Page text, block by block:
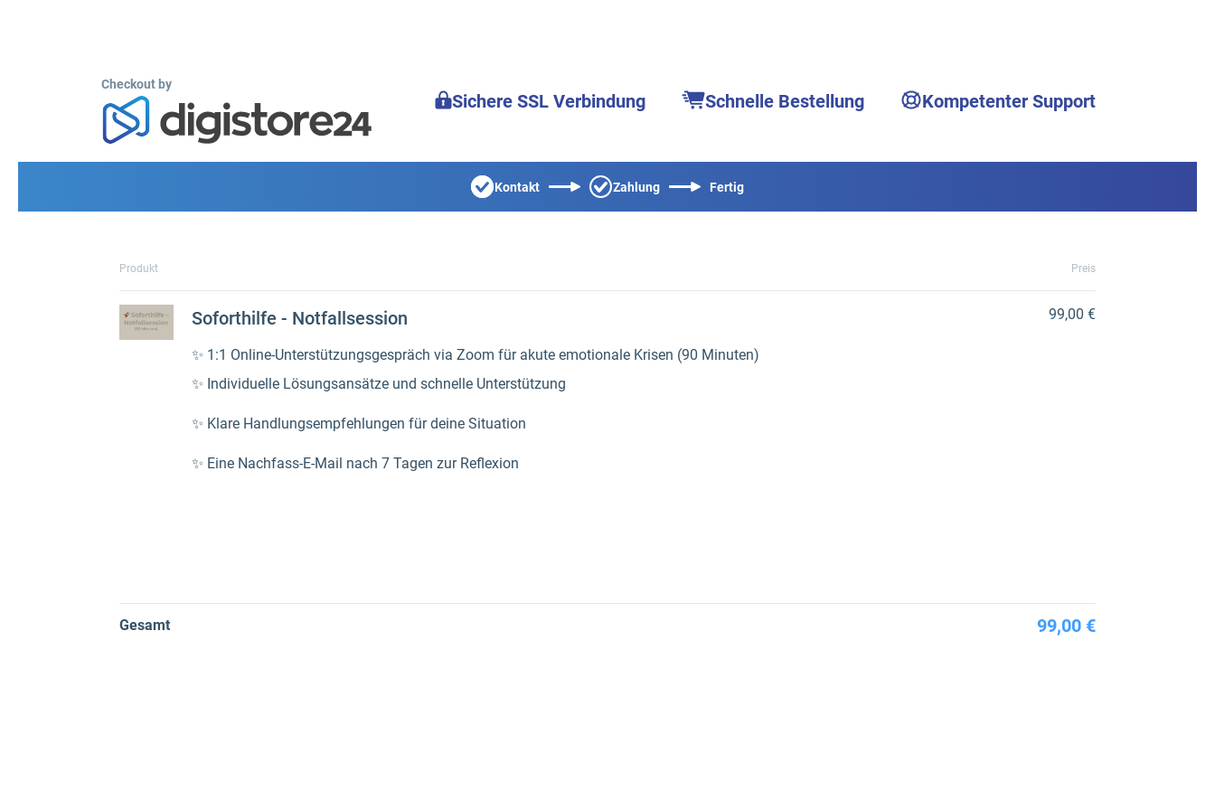
Checkout by
Sichere SSL Verbindung Schnelle Bestellung Kompetenter Support
Kontakt Zahlung Fertig
Produkt Preis
Soforthilfe - Notfallsession
✨ 1:1 Online-Unterstützungsgespräch via Zoom für akute emotionale Krisen (90 Minuten)
✨ Individuelle Lösungsansätze und schnelle Unterstützung
✨ Klare Handlungsempfehlungen für deine Situation
✨ Eine Nachfass-E-Mail nach 7 Tagen zur Reflexion
99,00 €
Gesamt 99,00 €